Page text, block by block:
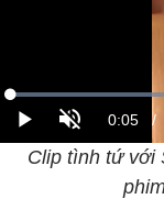
Clip tình tứ với